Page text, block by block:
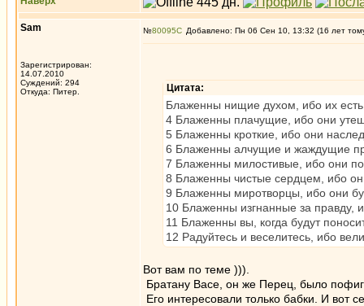
Sam
Зарегистрирован:
14.07.2010
Суждений: 294
Откуда: Питер.
№80095 Добавлено: Пн 06 Сен 10, 13:32 (16 лет
Цитата:
Блаженны нищие духом, ибо их
4 Блаженны плачущие, ибо они
5 Блаженны кроткие, ибо они
6 Блаженны алчущие и жаждущие
7 Блаженны милостивые, ибо они
8 Блаженны чистые сердцем, ибо
9 Блаженны миротворцы, ибо они
10 Блаженны изгнанные за правду,
11 Блаженны вы, когда будут
12 Радуйтесь и веселитесь, ибо
Вот вам по теме ))).
Братану Васе, он же Перец, было
Его интересовали только бабки. И вот